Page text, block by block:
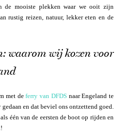
de mooiste plekken waar we ooit zijn
rustig reizen, natuur, lekker eten en de
waarom wij kozen voor
met deferry van DFDSnaar Engeland te
en dat beviel ons ontzettend goed.
één van de eersten de boot op rijden en